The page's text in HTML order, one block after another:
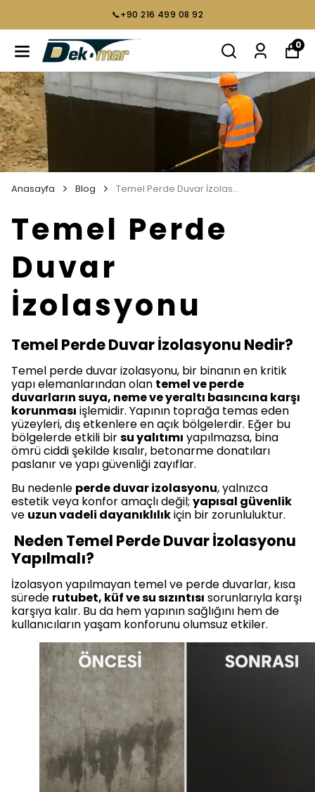
📞+90 216 499 08 92
0
Anasayfa Blog Temel Perde Duvar İzolasyonu
Temel Perde
Duvar
İzolasyonu
Temel Perde Duvar İzolasyonu Nedir?
Temel perde duvar izolasyonu, bir binanın en kritik
yapı elemanlarından olan temel ve perde
duvarların suya, neme ve yeraltı basıncına karşı
korunması işlemidir. Yapının toprağa temas eden
yüzeyleri, dış etkenlere en açık bölgelerdir. Eğer bu
bölgelerde etkili birsu yalıtımı yapılmazsa, bina
ömrü ciddi şekilde kısalır, betonarme donatıları
paslanır ve yapı güvenliği zayıflar.
Bu nedenle perde duvar izolasyonu, yalnızca
estetik veya konfor amaçlı değil; yapısal güvenlik
ve uzun vadeli dayanıklılıkiçin bir zorunluluktur.
Neden Temel Perde Duvar İzolasyonu
Yapılmalı?
İzolasyon yapılmayan temel ve perde duvarlar, kısa
sürede rutubet, küf ve su sızıntısı sorunlarıyla karşı
karşıya kalır. Bu da hem yapının sağlığını hem de
kullanıcıların yaşam konforunu olumsuz etkiler.